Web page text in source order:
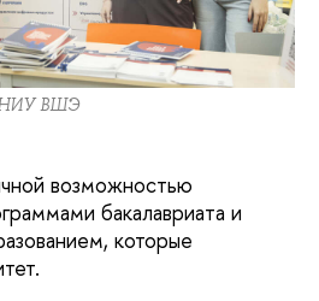
НИУ ВШЭ
возможностью
бакалавриата и
которые